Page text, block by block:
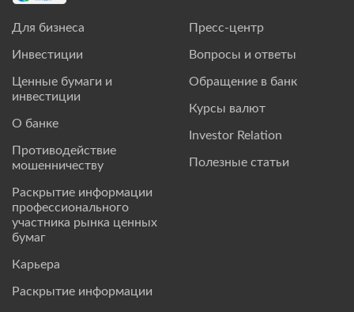
Для бизнеса
Инвестиции
Ценные бумаги и
инвестиции
О банке
Противодействие
мошенничеству
Раскрытие информации
профессионального
участника рынка ценных
бумаг
Карьера
Раскрытие информации
Пресс-центр
Вопросы и ответы
Обращение в банк
Курсы валют
Investor Relation
Полезные статьи